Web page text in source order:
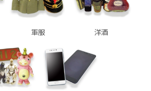
軍服 洋酒